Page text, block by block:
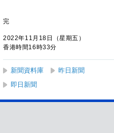
完
2022年11月18日（星期五）
香港時間16時33分
新聞資料庫 昨日新聞
即日新聞